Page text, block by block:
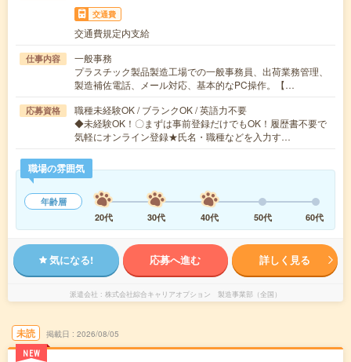
交通費
交通費規定内支給
仕事内容
一般事務
プラスチック製品製造工場での一般事務員、出荷業務管理、
製造補佐電話、メール対応、基本的なPC操作。【…
応募資格
職種未経験OK / ブランクOK / 英語力不要
◆未経験OK！〇まずは事前登録だけでもOK！履歴書不要で
気軽にオンライン登録★氏名・職種などを入力す…
職場の雰囲気
年齢層
20代
30代 40代 50代 60代
気になる! 応募へ進む 詳しく見る
派遣会社 株式会社綜合キャリアオプション 製造事業部（全国）
未読
NEW
掲載日 2026/08/05